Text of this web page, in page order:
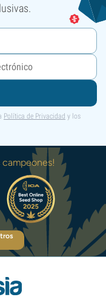
Política de Privacidad y los
campeones!